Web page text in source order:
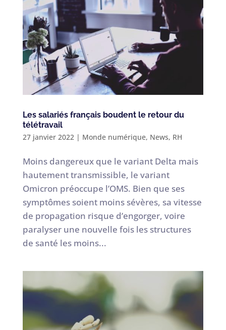
Les salariés français boudent le retour du
télétravail
27 janvier 2022 | Monde numérique, News, RH
Moins dangereux que le variant Delta mais
hautement transmissible, le variant
Omicron préoccupe l’OMS. Bien que ses
symptômes soient moins sévères, sa vitesse
de propagation risque d’engorger, voire
paralyser une nouvelle fois les structures
de santé les moins...